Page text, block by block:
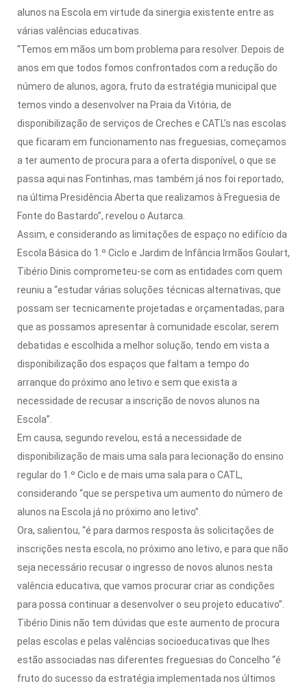
alunos na Escola em virtude da sinergia existente entre as
várias valências educativas.
“Temos em mãos um bom problema para resolver. Depois de
anos em que todos fomos confrontados com a redução do
número de alunos, agora, fruto da estratégia municipal que
temos vindo a desenvolver na Praia da Vitória, de
disponibilização de serviços de Creches e CATL’s nas escolas
que ficaram em funcionamento nas freguesias, começamos
a ter aumento de procura para a oferta disponível, o que se
passa aqui nas Fontinhas, mas também já nos foi reportado,
na última Presidência Aberta que realizamos à Freguesia de
Fonte do Bastardo”, revelou o Autarca.
Assim, e considerando as limitações de espaço no edifício da
Escola Básica do 1.º Ciclo e Jardim de Infância Irmãos Goulart,
Tibério Dinis comprometeu-se com as entidades com quem
reuniu a “estudar várias soluções técnicas alternativas, que
possam ser tecnicamente projetadas e orçamentadas, para
que as possamos apresentar à comunidade escolar, serem
debatidas e escolhida a melhor solução, tendo em vista a
disponibilização dos espaços que faltam a tempo do
arranque do próximo ano letivo e sem que exista a
necessidade de recusar a inscrição de novos alunos na
Escola”.
Em causa, segundo revelou, está a necessidade de
disponibilização de mais uma sala para lecionação do ensino
regular do 1.º Ciclo e de mais uma sala para o CATL,
considerando “que se perspetiva um aumento do número de
alunos na Escola já no próximo ano letivo”.
Ora, salientou, “é para darmos resposta às solicitações de
inscrições nesta escola, no próximo ano letivo, e para que não
seja necessário recusar o ingresso de novos alunos nesta
valência educativa, que vamos procurar criar as condições
para possa continuar a desenvolver o seu projeto educativo”.
Tibério Dinis não tem dúvidas que este aumento de procura
pelas escolas e pelas valências socioeducativas que lhes
estão associadas nas diferentes freguesias do Concelho “é
fruto do sucesso da estratégia implementada nos últimos